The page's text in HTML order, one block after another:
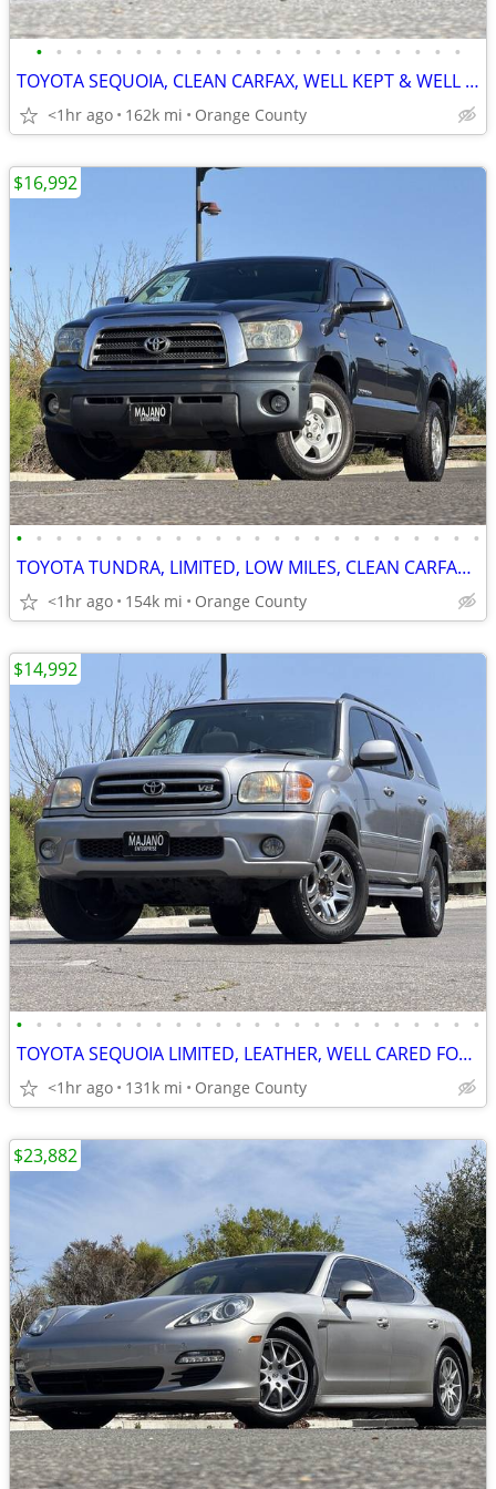
• • • • • • • • • • • • • • • • • • • • • •
TOYOTA SEQUOIA, CLEAN CARFAX, WELL KEPT & WELL MAINTAINED, CALIFORNI
<1hr ago 162k mi Orange County
• • • • • • • • • • • • • • • • • • • • • • • •
TOYOTA TUNDRA, LIMITED, LOW MILES, CLEAN CARFAX, WELL KEPT,
<1hr ago 154k mi Orange County
$16,992
• • • • • • • • • • • • • • • • • • • • • • • •
TOYOTA SEQUOIA LIMITED, LEATHER, WELL CARED FOR, CLEAN CARFAX, LOW M
<1hr ago 131k mi Orange County
$14,992
$23,882